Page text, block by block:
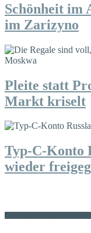
Schönheit im
im Zarizyno
Pleite statt
Markt kriselt
Typ-C-Konto
wieder